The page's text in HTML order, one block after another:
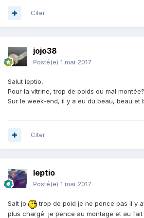
Citer
jojo38
Posté(e) 1 mai 2017
Salut leptio,
Pour la vitrine, trop de poids ou mal montée?
Sur le week-end, il y a eu du beau, beau et
Citer
leptio
Posté(e) 1 mai 2017
Salt jo
trop de poid je ne pence pas il y
plus chargé je pence au montage et au fait